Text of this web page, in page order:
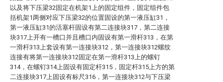
以及将下压梁32固定在机架1上的固定组件，固定组件包
括机架1两侧对应下压梁32的位置固设的第一液压缸31，
第一液压缸31的活塞杆固设有第二连接块317，第二连接
块317上开有一槽口并且槽口内固设有第一滑杆313，在第
一滑杆313上套设有第一连接块312，第一连接块312螺纹
连接有将第一连接块312固定在第一滑杆313上的螺钉
314，在螺钉314上固设有固定杆315，固定杆315上方的第
二连接块317上固设有标尺316，第一连接块312与下压梁